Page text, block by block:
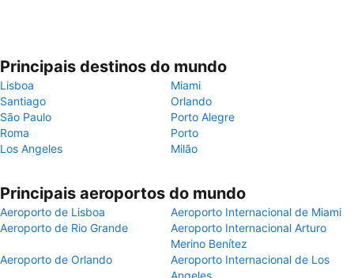
Principais destinos do mundo
Lisboa
Miami
Santiago
Orlando
São Paulo
Porto Alegre
Roma
Porto
Los Angeles
Milão
Principais aeroportos do mundo
Aeroporto de Lisboa
Aeroporto Internacional de Miami
Aeroporto de Rio Grande
Aeroporto Internacional Arturo
Merino Benítez
Aeroporto de Orlando
Aeroporto Internacional de Los
Angeles